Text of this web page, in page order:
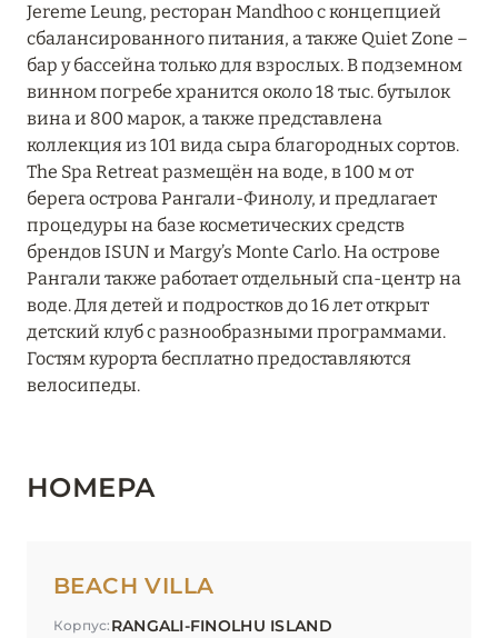
Jereme Leung, ресторан Mandhoo с концепцией
сбалансированного питания, а также Quiet Zone –
бар у бассейна только для взрослых. В подземном
винном погребе хранится около 18 тыс. бутылок
вина и 800 марок, а также представлена
коллекция из 101 вида сыра благородных сортов.
The Spa Retreat размещён на воде, в 100 м от
берега острова Рангали-Финолу, и предлагает
процедуры на базе косметических средств
брендов ISUN и Margy’s Monte Carlo. На острове
Рангали также работает отдельный спа-центр на
воде. Для детей и подростков до 16 лет открыт
детский клуб с разнообразными программами.
Гостям курорта бесплатно предоставляются
велосипеды.
НОМЕРА
BEACH VILLA
Корпус: RANGALI-FINOLHU ISLAND